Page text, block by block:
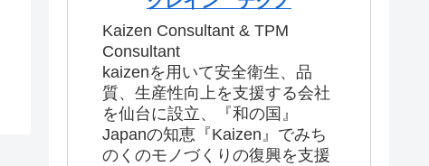
Kaizen Consultant & TPM
Consultant
kaizenを用いて安全衛生、品
質、生産性向上を支援する会社
を仙台に設立、『和の国』
Japanの知恵『Kaizen』でみち
のくのモノづくりの復興を支援